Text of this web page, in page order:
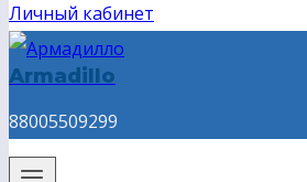
Личный кабинет
Armadillo
88005509299